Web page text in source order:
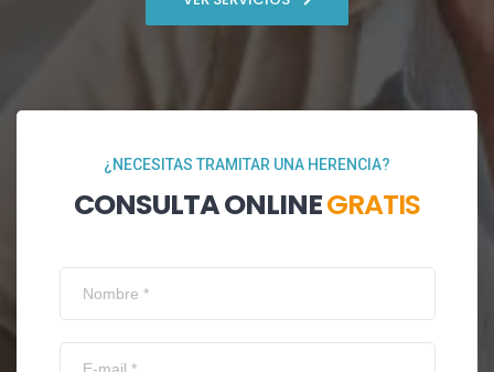
¿NECESITAS TRAMITAR UNA HERENCIA?
CONSULTA ONLINEGRATIS